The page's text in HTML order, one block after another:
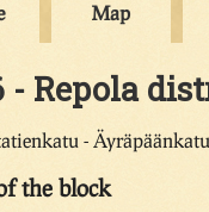
Map
- Repola
-
the block